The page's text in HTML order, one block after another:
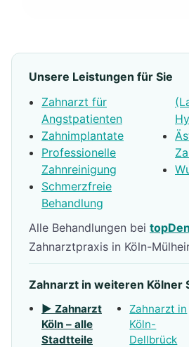
Unsere Leistungen für Sie
Zahnarzt für
Angstpatienten
Zahnimplantate
Professionelle
Zahnreinigung
Schmerzfreie
Behandlung
Alle Behandlungen bei
Zahnarztpraxis in Köln-
Zahnarzt in weiteren Kölner
▶ Zahnarzt
Köln – alle
Stadtteile
Zahnarzt in
Köln-
Dellbrück